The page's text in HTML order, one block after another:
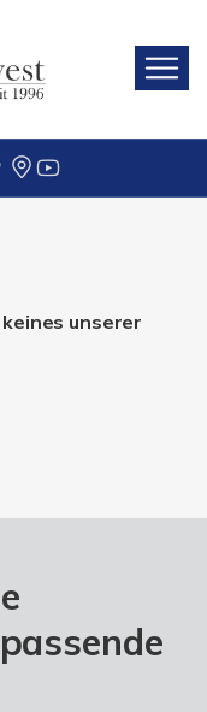
unserer